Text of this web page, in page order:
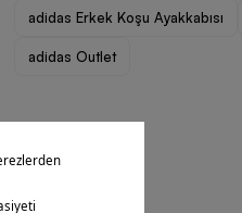
adidas Erkek Koşu Ayakkabısı
adidas Outlet